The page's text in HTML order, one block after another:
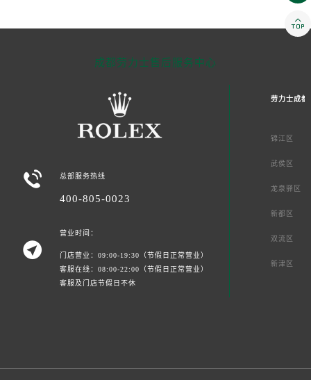
成都劳力士售后服务中心
 总部服务热线
400-805-0023

营业时间：
门店营业：09:00-19:30（节假日正常营业）
客服在线：08:00-22:00（节假日正常营业）
客服及门店节假日不休
劳力士成都
锦江区
武侯区
龙泉驿区
新都区
双流区
新津区
